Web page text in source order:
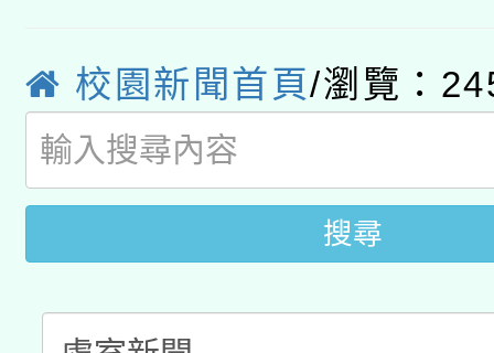
業技術研究院辦理「
用水績優單位及節水達
115年8月22日(星期六
桃園市孔廟祈福系列
開 智慧啟航」
2026年桃園地景藝術
校園新聞首頁/瀏覽：
搜尋